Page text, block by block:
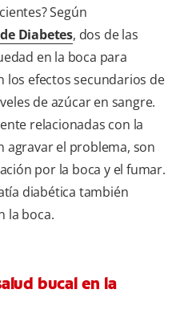
Según
Diabetes, dos de las
en la boca para
los efectos secundarios de
de azúcar en sangre.
relacionadas con la
agravar el problema, son
por la boca y el fumar.
diabética también
la boca.
bucal en la